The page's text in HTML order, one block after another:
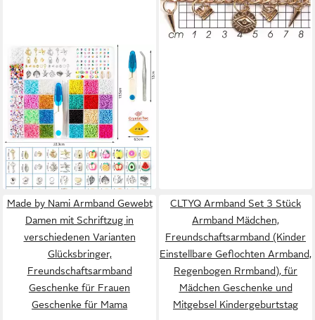
SUOOMAC
Perlenarmband Set DIY
Schmuckset Perlen 3mm
8000tlg mit Buchstaben und
Zubehör (DIY Schmuck-
Bastelset, 8000-tlg., 8000
Teile Perlen-Set inkl. Zubehör
& Buchstaben), 24 Farben,
Buchstaben, Anhänger, DIY
Schmuckset
14,99 € UVP24,99 €
-40%
lieferbar - in 2-3 Werktagen bei dir
Made by Nami Armband Gewebt
Damen mit Schriftzug in
verschiedenen Varianten
Glücksbringer,
Freundschaftsarmband
Geschenke für Frauen
Geschenke für Mama
CLTYQ Armband Set 3 Stück
Armband Mädchen,
Freundschaftsarmband (Kinder
Einstellbare Geflochten Armband,
Regenbogen Rrmband), für
Mädchen Geschenke und
Mitgebsel Kindergeburtstag